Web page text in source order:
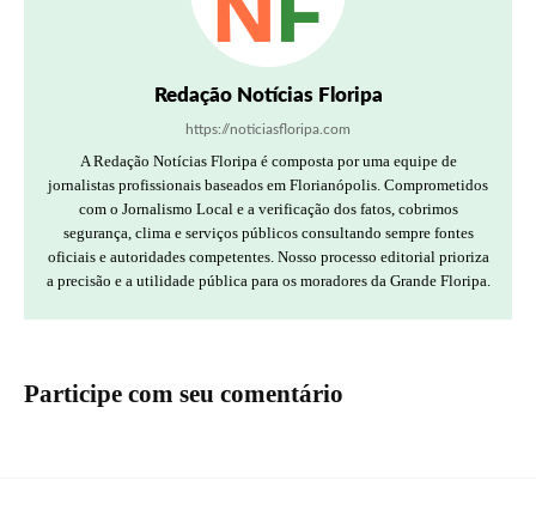
Redação Notícias Floripa
https://noticiasfloripa.com
A Redação Notícias Floripa é composta por uma equipe de
jornalistas profissionais baseados em Florianópolis. Comprometidos
com o Jornalismo Local e a verificação dos fatos, cobrimos
segurança, clima e serviços públicos consultando sempre fontes
oficiais e autoridades competentes. Nosso processo editorial prioriza
a precisão e a utilidade pública para os moradores da Grande Floripa.
Participe com seu comentário